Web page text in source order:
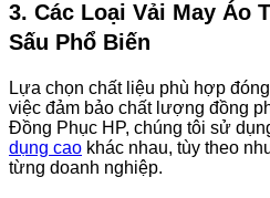
3. Các Loại Vải May Áo
Sấu Phổ Biến
Lựa chọn chất liệu phù hợp
việc đảm bảo chất lượng đồng
Đồng Phục HP, chúng tôi sử
dụng cao khác nhau, tùy theo
từng doanh nghiệp.